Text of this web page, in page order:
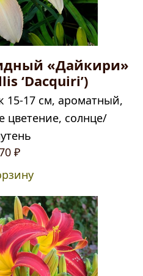
«Дайкири»
‘Dacquiri’)
15-17 см, ароматный,
цветение, солнце/
₽